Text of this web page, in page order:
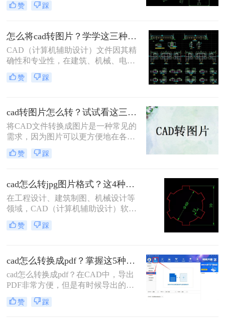
文将为你介绍CAD怎么导png图方法​
赞 踩
怎么将cad转图片？学学这三种方法吧!
CAD（计算机辅助设计）文件因其精
确性和专业性，在建筑、机械、电子
等领域被广泛应用。然而，有时候我
们需要在非CAD环境中展示或分享这
本文将为您介绍几种常用的CAD转图
片的方法
赞 踩
cad转图片怎么转？试试看这三个方法！
将CAD文件转换成图片是一种常见的
需求，因为图片可以更方便地在各种
场合使用，如展示、汇报等。那么cad
转图片怎么转呢？本文将介绍将CAD
更好地了解如何实现这一目的。
赞 踩
cad怎么转jpg图片格式？这4种方法一分钟就能学会！
在工程设计、建筑制图、机械设计等
领域，CAD（计算机辅助设计）软件
是不可或缺的工具。然而，在某些情
况下，我们可能需要将CAD图纸转换
CAD软件的设备上查看。那么cad怎
么转jpg图片格式呢？本文将详细介绍
几种将CAD图纸转换为JPG图片格式
赞 踩
cad怎么转换成pdf？掌握这5种方法就可以！
cad怎么转换成pdf？在CAD中，导出
PDF非常方便，但是有时候导出的
PDF却不够清晰。如果你在导出PDF
时遇到了这个问题，不要担心，这篇
赞 踩